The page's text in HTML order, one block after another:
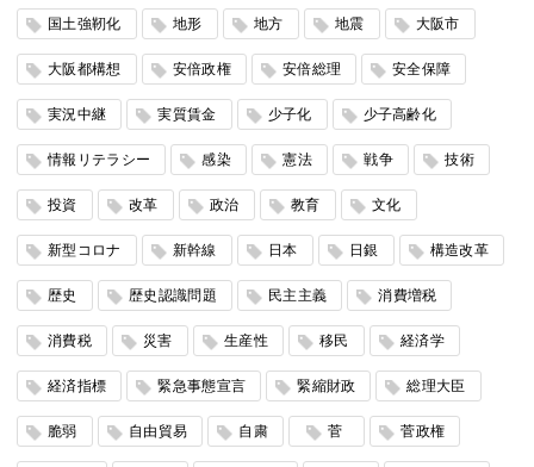
国土強靭化 地形 地方 地震 大阪市
大阪都構想 安倍政権 安倍総理 安全保障
実況中継 実質賃金 少子化 少子高齢化
情報リテラシー 感染 憲法 戦争 技術
投資 改革 政治 教育 文化
新型コロナ 新幹線 日本 日銀 構造改革
歴史 歴史認識問題 民主主義 消費増税
消費税 災害 生産性 移民 経済学
経済指標 緊急事態宣言 緊縮財政 総理大臣
脆弱 自由貿易 自粛 菅 菅政権